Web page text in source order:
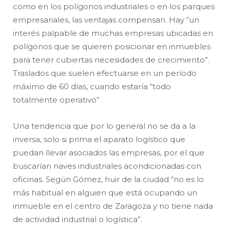
como en los polígonos industriales o en los parques
empresariales, las ventajas compensan. Hay “un
interés palpable de muchas empresas ubicadas en
polígonos que se quieren posicionar en inmuebles
para tener cubiertas necesidades de crecimiento”.
Traslados que suelen efectuarse en un período
máximo de 60 días, cuando estaría “todo
totalmente operativo”
Una tendencia que por lo general no se da a la
inversa, solo si prima el aparato logístico que
puedan llevar asociados las empresas, por el que
buscarían naves industriales acondicionadas con
oficinas. Según Gómez, huir de la ciudad “no es lo
más habitual en alguien que está ocupando un
inmueble en el centro de Zaragoza y no tiene nada
de actividad industrial o logística”.